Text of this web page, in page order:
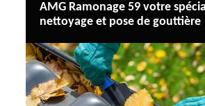
AMG Ramonage 59 votre
nettoyage et pose de gouttière